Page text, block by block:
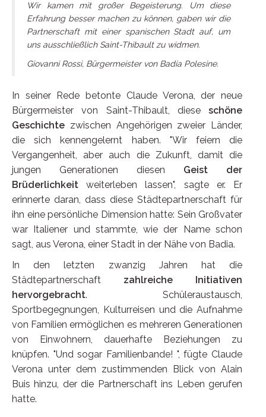
Wir kamen mit großer Begeisterung. Um diese
Erfahrung besser machen zu können, gaben wir die
Partnerschaft mit einer spanischen Stadt auf, um
uns ausschließlich Saint-Thibault zu widmen.
Giovanni Rossi, Bürgermeister von Badia Polesine.
In seiner Rede betonte Claude Verona, der neue
Bürgermeister von Saint-Thibault, dieseschöne
Geschichte zwischen Angehörigen zweier Länder,
die sich kennengelernt haben. "Wir feiern die
Vergangenheit, aber auch die Zukunft, damit die
jungen Generationen diesen Geist der
Brüderlichkeit weiterleben lassen", sagte er. Er
erinnerte daran, dass diese Städtepartnerschaft für
ihn eine persönliche Dimension hatte: Sein Großvater
war Italiener und stammte, wie der Name schon
sagt, aus Verona, einer Stadt in der Nähe von Badia.
In den letzten zwanzig Jahren hat die
Städtepartnerschaft zahlreiche Initiativen
hervorgebracht. Schüleraustausch,
Sportbegegnungen, Kulturreisen und die Aufnahme
von Familien ermöglichen es mehreren Generationen
von Einwohnern, dauerhafte Beziehungen zu
knüpfen. "Und sogar Familienbande! ", fügte Claude
Verona unter dem zustimmenden Blick von Alain
Buis hinzu, der die Partnerschaft ins Leben gerufen
hatte.